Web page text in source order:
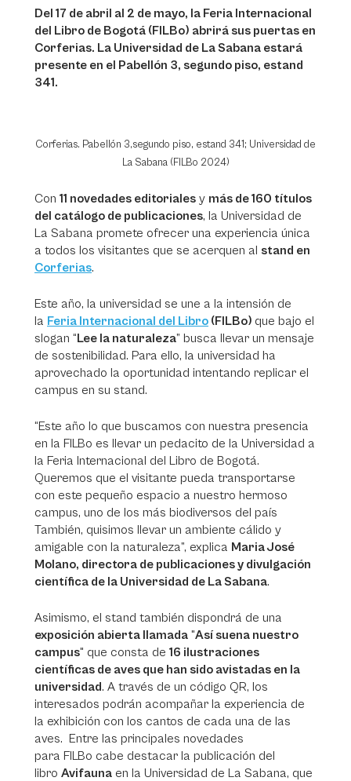
Del 17 de abril al 2 de mayo, la Feria Internacional
del Libro de Bogotá (FILBo) abrirá sus puertas en
Corferias. La Universidad de La Sabana estará
presente en el Pabellón 3, segundo piso, estand
341.
Corferias. Pabellón 3,segundo piso, estand 341; Universidad de
La Sabana (FILBo 2024)
Con 11 novedades editoriales y más de 160 títulos
del catálogo de publicaciones, la Universidad de
La Sabana promete ofrecer una experiencia única
a todos los visitantes que se acerquen al stand en
Corferias.
Este año, la universidad se une a la intensión de
la Feria Internacional del Libro (FILBo) que bajo el
slogan “Lee la naturaleza” busca llevar un mensaje
de sostenibilidad. Para ello, la universidad ha
aprovechado la oportunidad intentando replicar el
campus en su stand.
“Este año lo que buscamos con nuestra presencia
en la FILBo es llevar un pedacito de la Universidad a
la Feria Internacional del Libro de Bogotá.
Queremos que el visitante pueda transportarse
con este pequeño espacio a nuestro hermoso
campus, uno de los más biodiversos del país
También, quisimos llevar un ambiente cálido y
amigable con la naturaleza”, explica Maria José
Molano, directora de publicaciones y divulgación
científica de la Universidad de La Sabana.
Asimismo, el stand también dispondrá de una
exposición abierta llamada "Así suena nuestro
campus" que consta de 16 ilustraciones
científicas de aves que han sido avistadas en la
universidad. A través de un código QR, los
interesados podrán acompañar la experiencia de
la exhibición con los cantos de cada una de las
aves. Entre las principales novedades
para FILBo cabe destacar la publicación del
libro Avifauna en la Universidad de La Sabana, que